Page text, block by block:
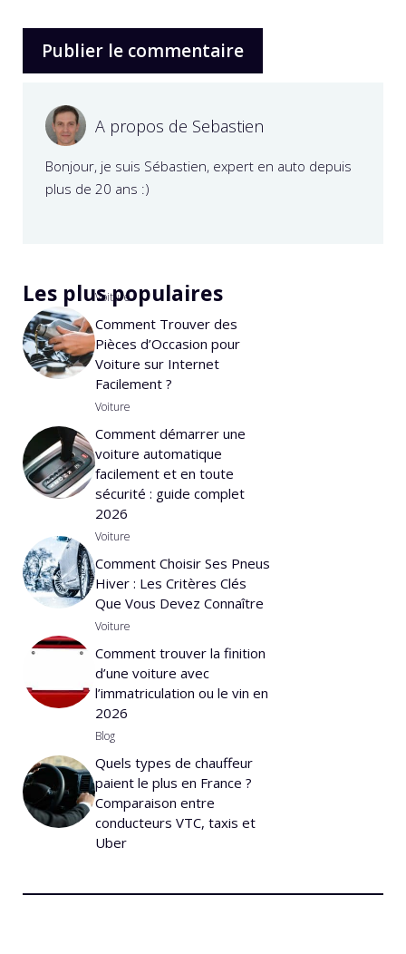
A propos de Sebastien
Bonjour, je suis Sébastien, expert en auto depuis
plus de 20 ans :)
Les plus populaires
Voiture
Comment Trouver des
Pièces d’Occasion pour
Voiture sur Internet
Facilement ?
Voiture
Comment démarrer une
voiture automatique
facilement et en toute
sécurité : guide complet
2026
Voiture
Comment Choisir Ses Pneus
Hiver : Les Critères Clés
Que Vous Devez Connaître
Voiture
Comment trouver la finition
d’une voiture avec
l’immatriculation ou le vin en
2026
Blog
Quels types de chauffeur
paient le plus en France ?
Comparaison entre
conducteurs VTC, taxis et
Uber